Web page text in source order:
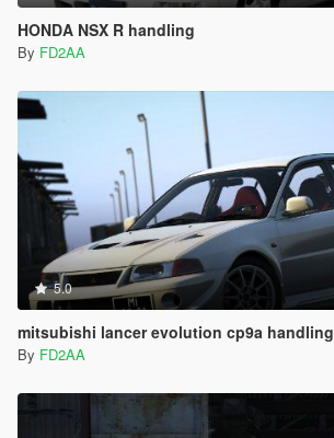
HONDA NSX R handling
By FD2AA
5.0
mitsubishi lancer evolution cp9a handling
By FD2AA